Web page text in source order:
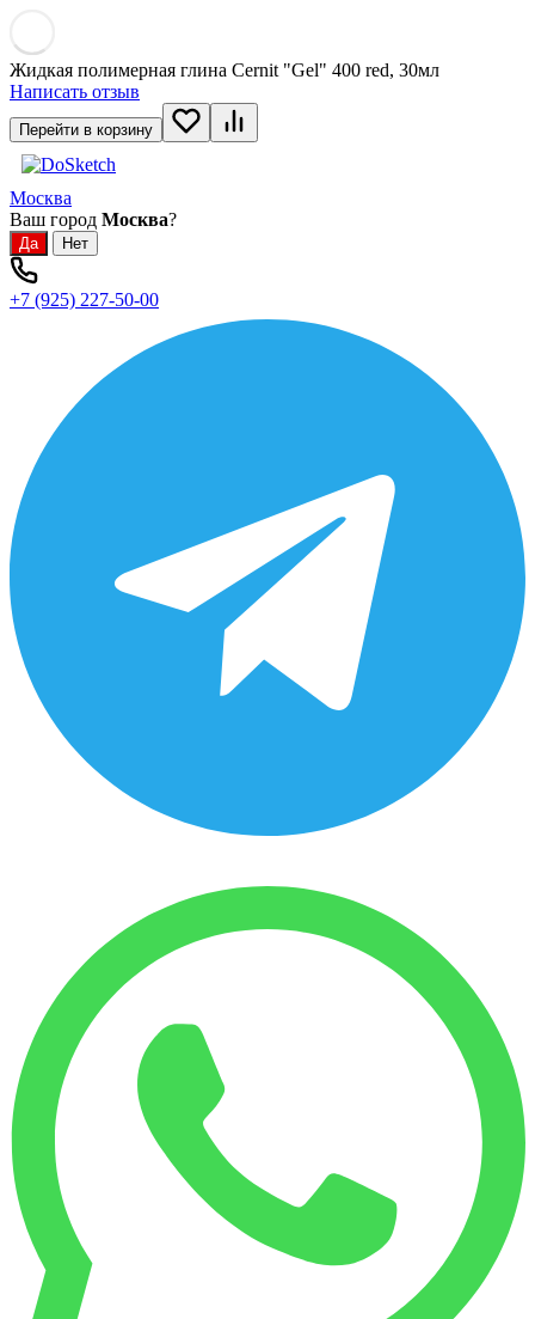
Жидкая полимерная глина Cernit "Gel" 400 red, 30мл
Написать отзыв
Перейти в корзину
Москва
Ваш город Москва?
+7 (925) 227-50-00